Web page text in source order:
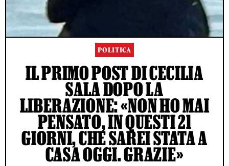
POLITICA
IL PRIMO POST DI CECILIA
SALA DOPO LA
LIBERAZIONE: «NON HO MAI
PENSATO, IN QUESTI 21
GIORNI, CHE SAREI STATA A
CASA OGGI. GRAZIE»